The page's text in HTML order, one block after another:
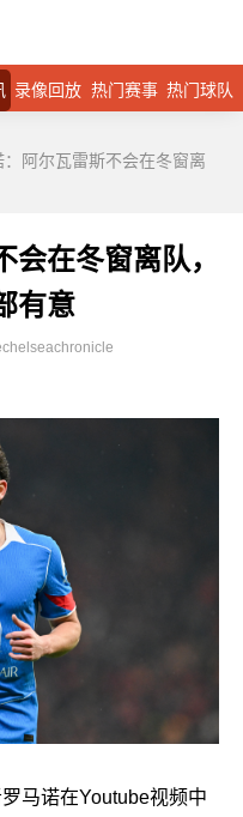
录像回放 热门赛事 热门球队
：阿尔瓦雷斯不会在冬窗离
在冬窗离队，
有意
马诺在Youtube视频中